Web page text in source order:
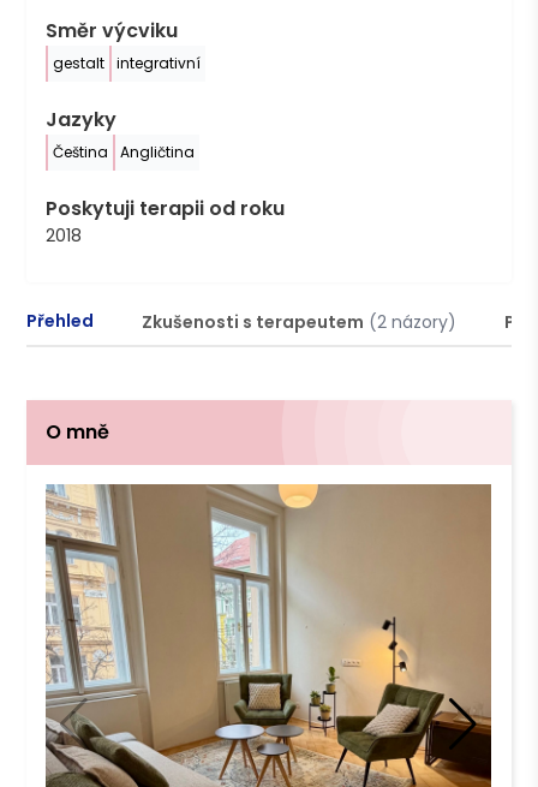
Směr výcviku
gestalt integrativní
Jazyky
Čeština Angličtina
Poskytuji terapii od roku
2018
Přehled Zkušenosti s terapeutem (2 názory)
O mně